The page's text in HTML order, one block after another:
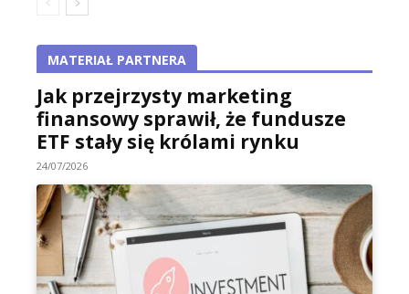
MATERIAŁ PARTNERA
Jak przejrzysty marketing
finansowy sprawił, że fundusze
ETF stały się królami rynku
24/07/2026